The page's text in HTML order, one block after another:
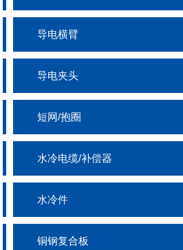
导电横臂
导电夹头
短网/抱圈
水冷电缆/补偿器
水冷件
铜钢复合板